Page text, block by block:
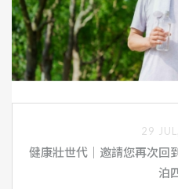
健康壯世代｜邀請您再次回
泊
29